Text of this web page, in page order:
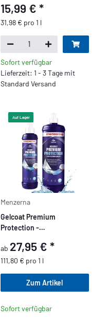
15,99 € *
31,98 € pro 1 l
Sofort verfügbar
Lieferzeit: 1 - 3 Tage mit
Standard Versand
Auf Lager
Menzerna
Gelcoat Premium
Protection -
Boote
ab 27,95 € *
111,80 € pro 1 l
Zum Artikel
Sofort verfügbar